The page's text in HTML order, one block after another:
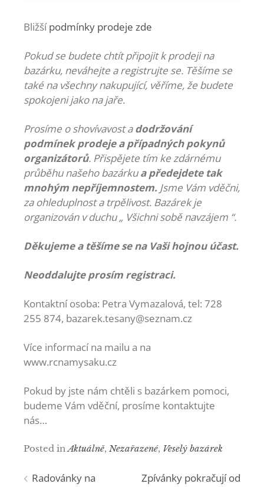
Bližšípodmínky prodeje zde
Pokud se budete chtít připojit k prodeji na
bazárku, neváhejte a registrujte se. Těšíme se
také na všechny nakupující, věříme, že budete
spokojeni jako na jaře.
Prosíme o shovívavost adodržování
podmínek prodeje a případných pokynů
organizátorů. Přispějete tím ke zdárnému
průběhu našeho bazárkua předejdete tak
mnohým nepříjemnostem. Jsme Vám vděčni,
za ohleduplnost a trpělivost. Bazárek je
organizován v duchu „ Všichni sobě navzájem “.
Děkujeme a těšíme se na Vaši hojnou účast.
Neoddalujte prosím registraci.
Kontaktní osoba: Petra Vymazalová, tel: 728
255 874, bazarek.tesany@seznam.cz
Více informací na mailu a na
www.rcnamysaku.cz
Pokud by jste nám chtěli s bazárkem pomoci,
budeme Vám vděční, prosíme kontaktujte
nás…
Posted inAktuálně, Nezařazené, Veselý bazárek
Navigace
Radovánky na
Zpívánky pokračují od